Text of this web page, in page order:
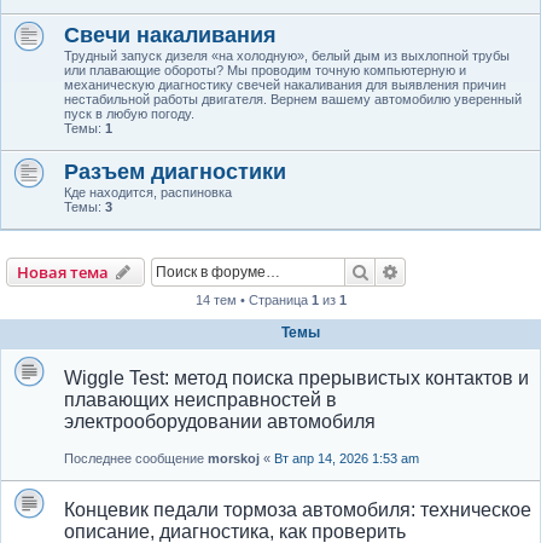
Свечи накаливания
Трудный запуск дизеля «на холодную», белый дым из выхлопной трубы
или плавающие обороты? Мы проводим точную компьютерную и
механическую диагностику свечей накаливания для выявления причин
нестабильной работы двигателя. Вернем вашему автомобилю уверенный
пуск в любую погоду.
Темы: 1
Разъем диагностики
Кде находится, распиновка
Темы: 3
Новая тема Поиск
14 тем • Страница 1 из 1
Темы
Wiggle Test: метод поиска прерывистых контактов и
плавающих неисправностей в
электрооборудовании автомобиля
Последнее сообщение morskoj « Вт апр 14, 2026 1:53 am
Концевик педали тормоза автомобиля: техническое
описание, диагностика, как проверить